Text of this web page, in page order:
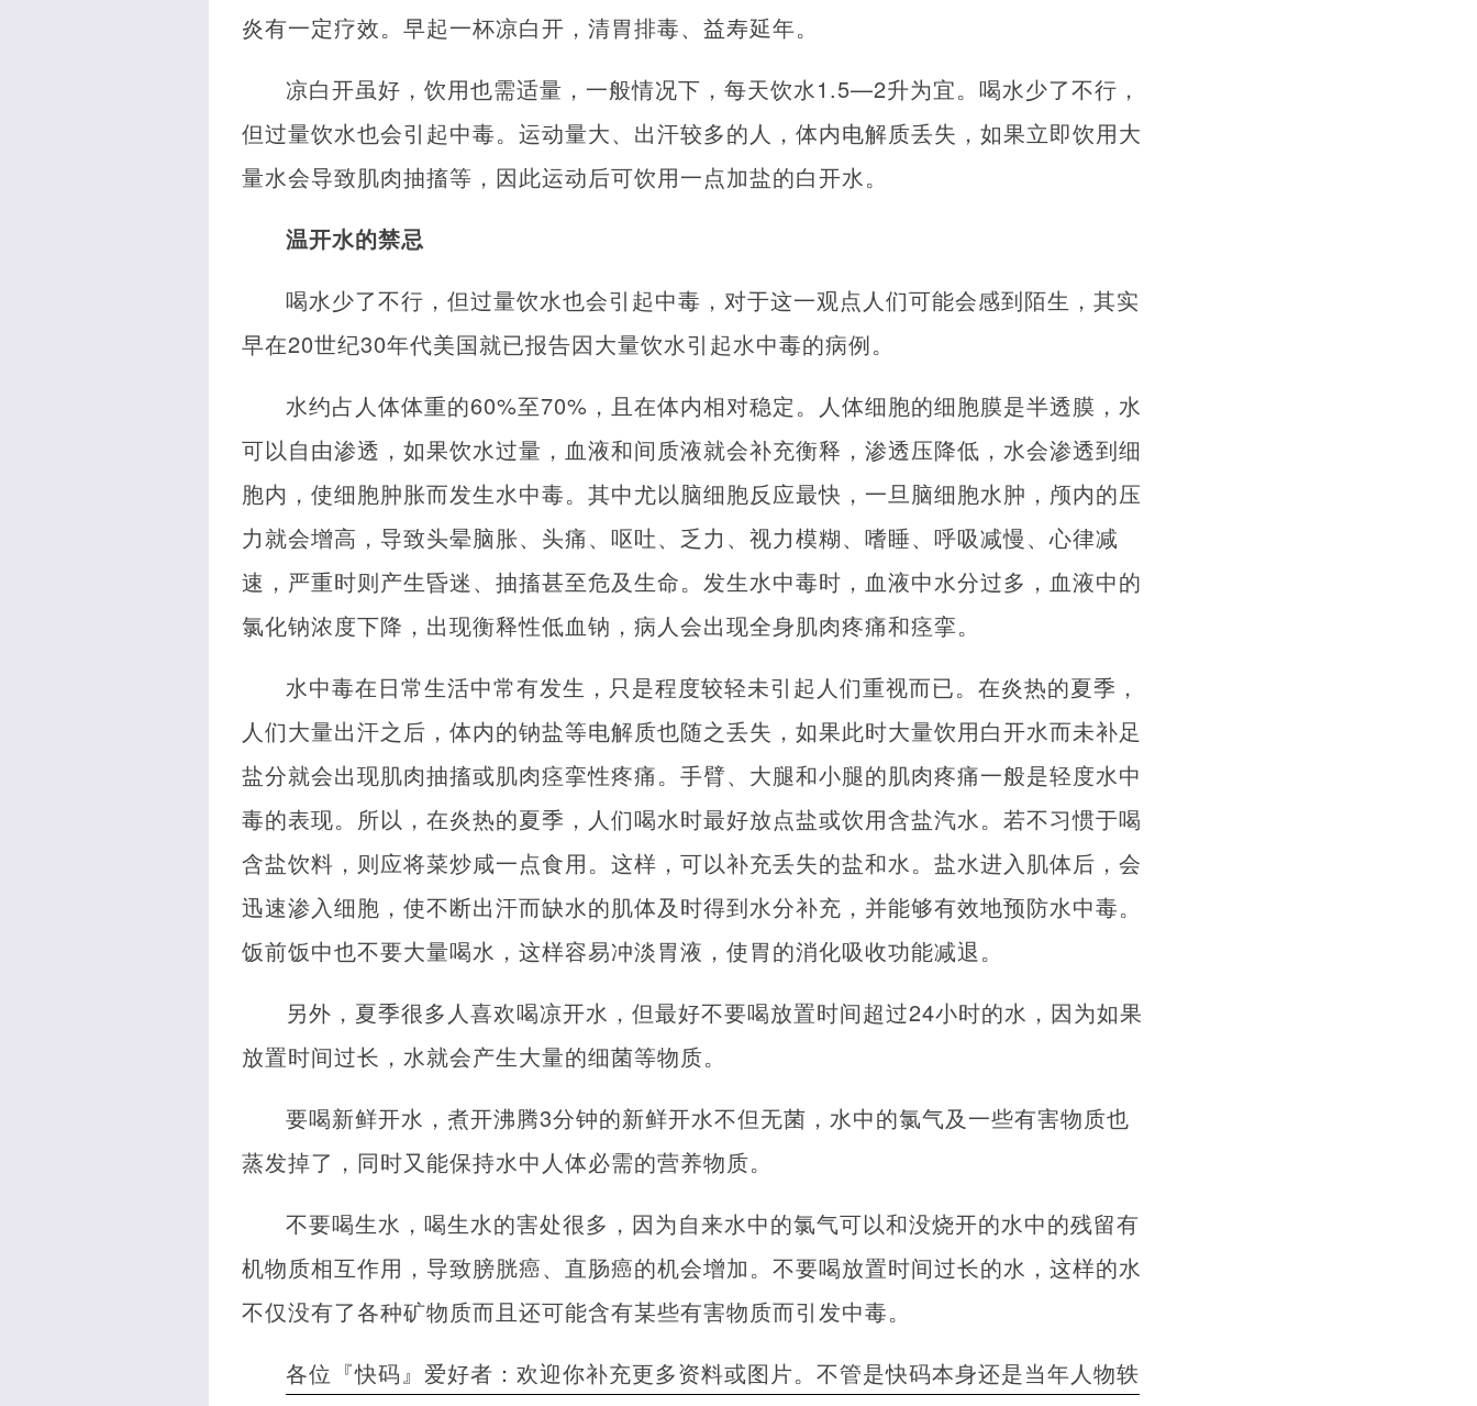
炎有一定疗效。早起一杯凉白开，清胃排毒、益寿延年。
凉白开虽好，饮用也需适量，一般情况下，每天饮水1.5—2升为宜。喝水少了不行，
但过量饮水也会引起中毒。运动量大、出汗较多的人，体内电解质丢失，如果立即饮用大
量水会导致肌肉抽搐等，因此运动后可饮用一点加盐的白开水。
温开水的禁忌
喝水少了不行，但过量饮水也会引起中毒，对于这一观点人们可能会感到陌生，其实
早在20世纪30年代美国就已报告因大量饮水引起水中毒的病例。
水约占人体体重的60%至70%，且在体内相对稳定。人体细胞的细胞膜是半透膜，水
可以自由渗透，如果饮水过量，血液和间质液就会补充衡释，渗透压降低，水会渗透到细
胞内，使细胞肿胀而发生水中毒。其中尤以脑细胞反应最快，一旦脑细胞水肿，颅内的压
力就会增高，导致头晕脑胀、头痛、呕吐、乏力、视力模糊、嗜睡、呼吸减慢、心律减
速，严重时则产生昏迷、抽搐甚至危及生命。发生水中毒时，血液中水分过多，血液中的
氯化钠浓度下降，出现衡释性低血钠，病人会出现全身肌肉疼痛和痉挛。
水中毒在日常生活中常有发生，只是程度较轻未引起人们重视而已。在炎热的夏季，
人们大量出汗之后，体内的钠盐等电解质也随之丢失，如果此时大量饮用白开水而未补足
盐分就会出现肌肉抽搐或肌肉痉挛性疼痛。手臂、大腿和小腿的肌肉疼痛一般是轻度水中
毒的表现。所以，在炎热的夏季，人们喝水时最好放点盐或饮用含盐汽水。若不习惯于喝
含盐饮料，则应将菜炒咸一点食用。这样，可以补充丢失的盐和水。盐水进入肌体后，会
迅速渗入细胞，使不断出汗而缺水的肌体及时得到水分补充，并能够有效地预防水中毒。
饭前饭中也不要大量喝水，这样容易冲淡胃液，使胃的消化吸收功能减退。
另外，夏季很多人喜欢喝凉开水，但最好不要喝放置时间超过24小时的水，因为如果
放置时间过长，水就会产生大量的细菌等物质。
要喝新鲜开水，煮开沸腾3分钟的新鲜开水不但无菌，水中的氯气及一些有害物质也
蒸发掉了，同时又能保持水中人体必需的营养物质。
不要喝生水，喝生水的害处很多，因为自来水中的氯气可以和没烧开的水中的残留有
机物质相互作用，导致膀胱癌、直肠癌的机会增加。不要喝放置时间过长的水，这样的水
不仅没有了各种矿物质而且还可能含有某些有害物质而引发中毒。
各位『快码』爱好者：欢迎你补充更多资料或图片。不管是快码本身还是当年人物轶